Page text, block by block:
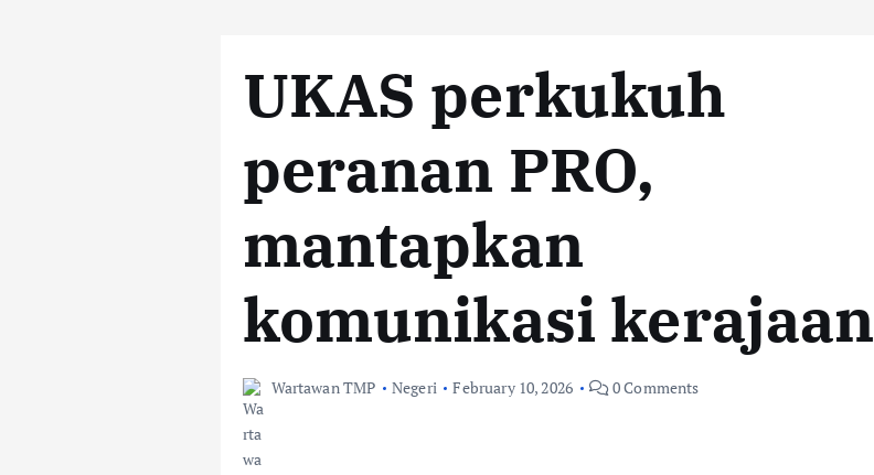
UKAS perkukuh
peranan PRO,
mantapkan
komunikasi kerajaan
Wartawan TMP Negeri February 10, 2026 0 Comments